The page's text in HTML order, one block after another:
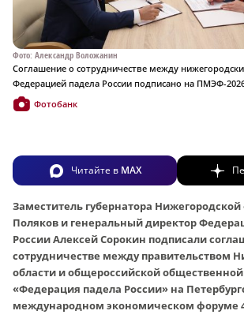
Фото: Александр Воложанин
Соглашение о сотрудничестве между
Федерацией падела России подписано на ПМЭФ-
Фотобанк
Читайте в MAX
Заместитель губернатора Нижегородской
Поляков и генеральный директор
России Алексей Сорокин подписали
сотрудничестве между правительством
области и общероссийской
«Федерация падела России» на
международном экономическом форуме